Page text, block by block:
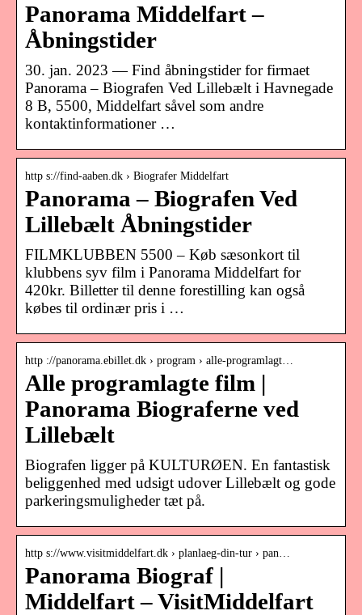
Panorama Middelfart –
Åbningstider
30. jan. 2023 — Find åbningstider for firmaet
Panorama – Biografen Ved Lillebælt i Havnegade
8 B, 5500, Middelfart såvel som andre
kontaktinformationer …
http s://find-aaben.dk › Biografer Middelfart
Panorama – Biografen Ved
Lillebælt Åbningstider
FILMKLUBBEN 5500 – Køb sæsonkort til
klubbens syv film i Panorama Middelfart for
420kr. Billetter til denne forestilling kan også
købes til ordinær pris i …
http ://panorama.ebillet.dk › program › alle-programlagt…
Alle programlagte film |
Panorama Biograferne ved
Lillebælt
Biografen ligger på KULTURØEN. En fantastisk
beliggenhed med udsigt udover Lillebælt og gode
parkeringsmuligheder tæt på.
http s://www.visitmiddelfart.dk › planlaeg-din-tur › pan…
Panorama Biograf |
Middelfart – VisitMiddelfart